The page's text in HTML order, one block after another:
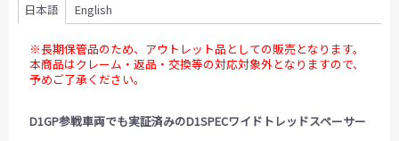
日本語 English
※長期保管品のため、アウトレット品としての販売となります。
本商品はクレーム・返品・交換等の対応対象外となりますので、
予めご了承ください。
D1GP参戦車両でも実証済みのD1SPECワイドトレッドスペーサー